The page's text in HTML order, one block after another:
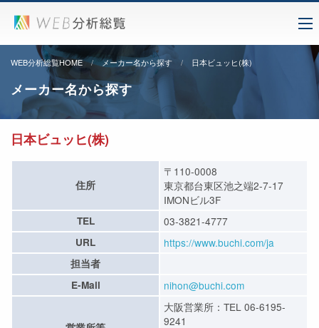
WEB分析総覧HOME メーカー名から探す 日本ビュッヒ(株)
メーカー名から探す
日本ビュッヒ(株)
住所
〒110-0008
東京都台東区池之端2-7-17
IMONビル3F
TEL 03-3821-4777
URL https://www.buchi.com/ja
担当者
E-Mail
nihon@buchi.com
大阪営業所：TEL 06-6195-
9241